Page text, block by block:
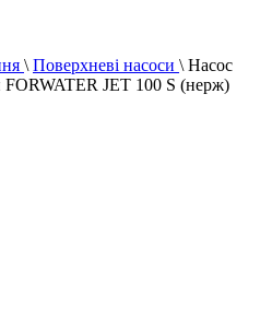
\ Поверхневі насоси \ Насос
JET 100 S (нерж)